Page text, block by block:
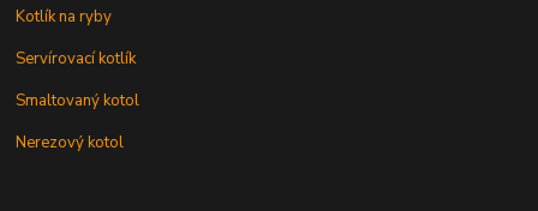
Kotlík na ryby
Servírovací kotlík
Smaltovaný kotol
Nerezový kotol